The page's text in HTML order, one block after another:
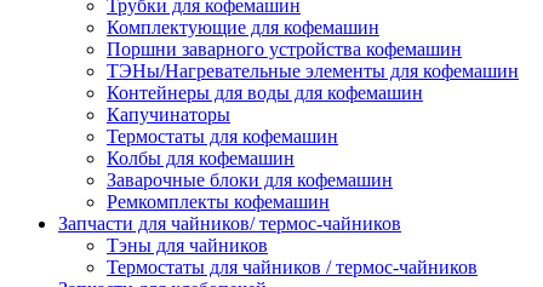
Трубки для кофемашин
Комплектующие для кофемашин
Поршни заварного устройства кофемашин
ТЭНы/Нагревательные элементы для кофемашин
Контейнеры для воды для кофемашин
Капучинаторы
Термостаты для кофемашин
Колбы для кофемашин
Заварочные блоки для кофемашин
Ремкомплекты кофемашин
Запчасти для чайников/ термос-чайников
Тэны для чайников
Термостаты для чайников / термос-чайников